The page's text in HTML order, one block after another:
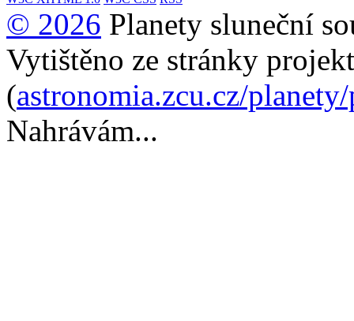
© 2026 Planety sluneční
Vytištěno ze stránky
(astronomia.zcu.cz/
Nahrávám...